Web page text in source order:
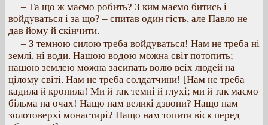
– Та що ж маємо робить? З ким маємо битись і
войдуваться і за що? – спитав один гість, але Павло не
дав йому й скінчити.
– З темною силою треба войдуваться! Нам не треба ні
землі, ні води. Нашою водою можна світ потопить;
нашою землею можна засипать волю всіх людей на
цілому світі. Нам не треба солдатчини! [Нам не треба
кадила й кропила! Ми й так темні й глухі; ми й так маємо
більма на очах! Нащо нам великі дзвони? Нащо нам
золотоверхі монастирі? Нащо нам топити віск перед